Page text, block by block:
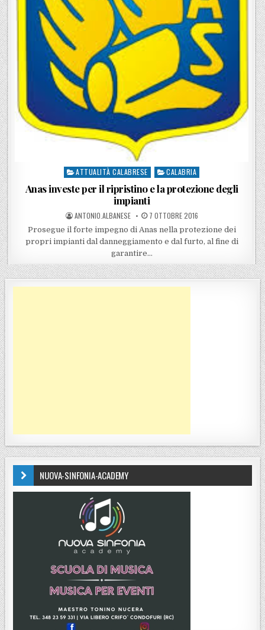
Posted in
ATTUALITÀ CALABRESE CALABRIA
Anas investe per il ripristino e la protezione degli
impianti
POSTED BY
ANTONIO.ALBANESE POSTED ON
7 OTTOBRE 2016
Prosegue il forte impegno di Anas nella protezione dei
propri impianti dal danneggiamento e dal furto, al fine di
garantire…
NUOVA-SINFONIA-ACADEMY